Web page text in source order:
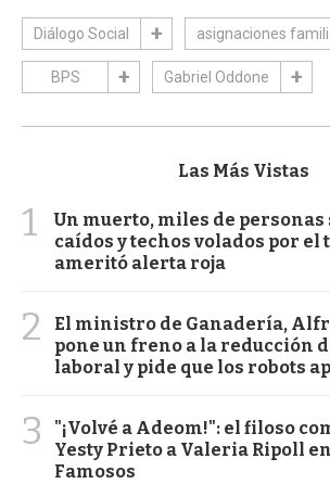
Diálogo Social asignaciones
BPS Gabriel Oddone
Las Más Vistas
1
Un muerto, miles de personas
caídos y techos volados por el
ameritó alerta roja
2
El ministro de Ganadería,
pone un freno a la reducción
laboral y pide que los robots
3
"¡Volvé a Adeom!": el filoso
Yesty Prieto a Valeria Ripoll
Famosos